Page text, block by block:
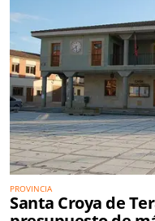
PROVINCIA
Santa Croya de